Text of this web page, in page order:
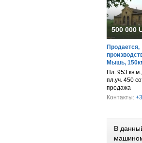
500 000
Продается,
Мышь,
Пл. 953
пл.уч. 450
продажа
Контакты:
В